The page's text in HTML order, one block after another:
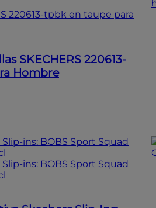
SKECHERS 220613-
Hombre